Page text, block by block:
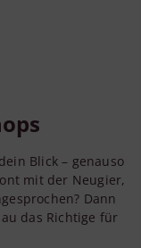
Blick – genauso
mit der Neugier,
Dann
das Richtige für